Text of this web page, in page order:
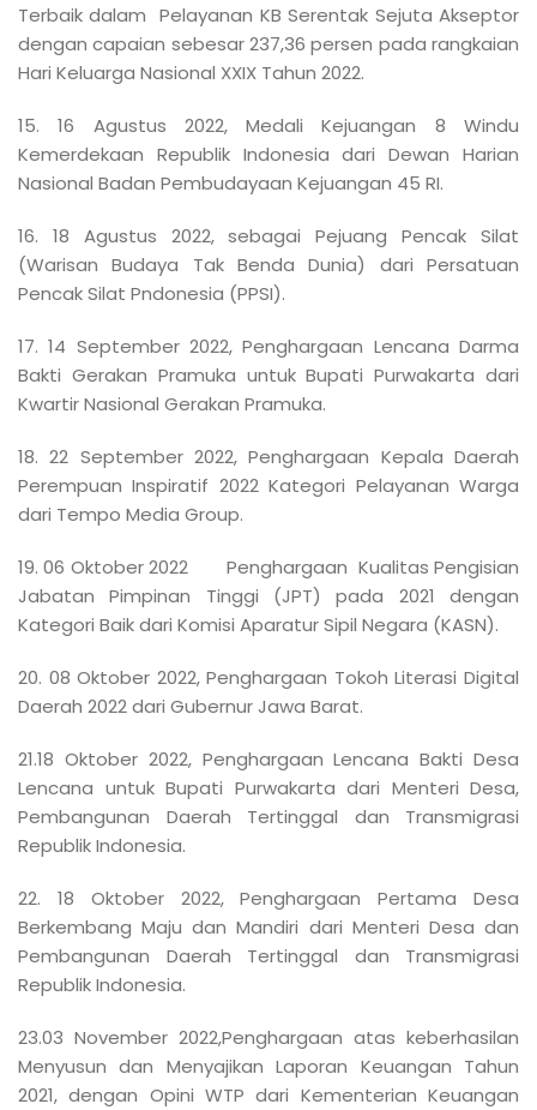
Terbaik dalam Pelayanan KB Serentak Sejuta Akseptor
dengan capaian sebesar 237,36 persen pada rangkaian
Hari Keluarga Nasional XXIX Tahun 2022.
15. 16 Agustus 2022, Medali Kejuangan 8 Windu
Kemerdekaan Republik Indonesia dari Dewan Harian
Nasional Badan Pembudayaan Kejuangan 45 RI.
16. 18 Agustus 2022, sebagai Pejuang Pencak Silat
(Warisan Budaya Tak Benda Dunia) dari Persatuan
Pencak Silat Pndonesia (PPSI).
17. 14 September 2022, Penghargaan Lencana Darma
Bakti Gerakan Pramuka untuk Bupati Purwakarta dari
Kwartir Nasional Gerakan Pramuka.
18. 22 September 2022, Penghargaan Kepala Daerah
Perempuan Inspiratif 2022 Kategori Pelayanan Warga
dari Tempo Media Group.
19. 06 Oktober 2022 Penghargaan Kualitas Pengisian
Jabatan Pimpinan Tinggi (JPT) pada 2021 dengan
Kategori Baik dari Komisi Aparatur Sipil Negara (KASN).
20. 08 Oktober 2022, Penghargaan Tokoh Literasi Digital
Daerah 2022 dari Gubernur Jawa Barat.
21.18 Oktober 2022, Penghargaan Lencana Bakti Desa
Lencana untuk Bupati Purwakarta dari Menteri Desa,
Pembangunan Daerah Tertinggal dan Transmigrasi
Republik Indonesia.
22. 18 Oktober 2022, Penghargaan Pertama Desa
Berkembang Maju dan Mandiri dari Menteri Desa dan
Pembangunan Daerah Tertinggal dan Transmigrasi
Republik Indonesia.
23.03 November 2022,Penghargaan atas keberhasilan
Menyusun dan Menyajikan Laporan Keuangan Tahun
2021, dengan Opini WTP dari Kementerian Keuangan